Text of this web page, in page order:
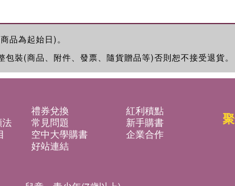
品為起始日)。
裝(商品、附件、發票、隨貨贈品等)否則恕不接受退貨。
禮券兌換
紅利積點
法 常見問題
新手購書
空中大學購書
企業合作
好站連結